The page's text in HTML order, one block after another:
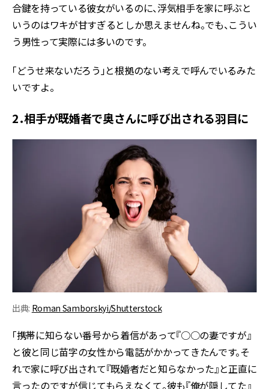
合鍵を持っている彼女がいるのに、浮気相手を家に呼ぶと
いうのはワキが甘すぎるとしか思えませんね。でも、こうい
う男性って実際には多いのです。
「どうせ来ないだろう」と根拠のない考えで呼んでいるみた
いですよ。
2．相手が既婚者で奥さんに呼び出される羽目に
出典: Roman Samborskyi/Shutterstock
「携帯に知らない番号から着信があって『○○の妻ですが』
と彼と同じ苗字の女性から電話がかかってきたんです。そ
れで家に呼び出されて『既婚者だと知らなかった』と正直に
言ったのですが信じてもらえなくて。彼も『俺が隠してた』